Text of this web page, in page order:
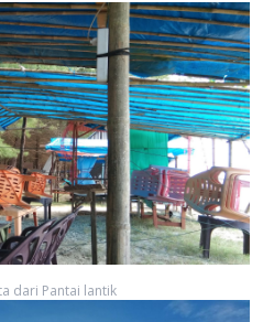
dari Pantai lantik